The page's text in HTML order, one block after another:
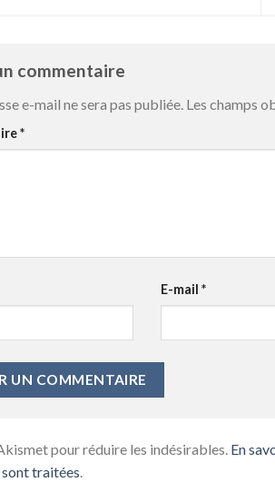
commentaire
e-mail ne sera pas publiée. Les champs
*
E-mail *
pour réduire les indésirables. En
traitées.